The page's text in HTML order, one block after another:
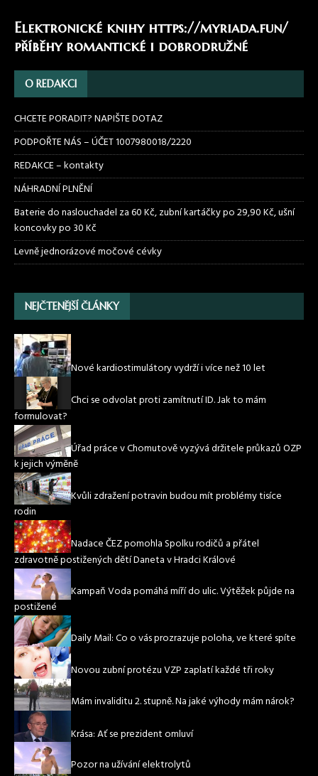
Elektronické knihy https://myriada.fun/
příběhy romantické i dobrodružné
O REDAKCI
CHCETE PORADIT? NAPIŠTE DOTAZ
PODPOŘTE NÁS – ÚČET 1007980018/2220
REDAKCE – kontakty
NÁHRADNÍ PLNĚNÍ
Baterie do naslouchadel za 60 Kč, zubní kartáčky po 29,90 Kč, ušní
koncovky po 30 Kč
Levně jednorázové močové cévky
NEJČTENĚJŠÍ ČLÁNKY
Nové kardiostimulátory vydrží i více než 10 let
Chci se odvolat proti zamítnutí ID. Jak to mám
formulovat?
Úřad práce v Chomutově vyzývá držitele průkazů OZP
k jejich výměně
Kvůli zdražení potravin budou mít problémy tisíce
rodin
Nadace ČEZ pomohla Spolku rodičů a přátel
zdravotně postižených dětí Daneta v Hradci Králové
Kampaň Voda pomáhá míří do ulic. Výtěžek půjde na
postižené
Daily Mail: Co o vás prozrazuje poloha, ve které spíte
Novou zubní protézu VZP zaplatí každé tři roky
Mám invaliditu 2. stupně. Na jaké výhody mám nárok?
Krása: Ať se prezident omluví
Pozor na užívání elektrolytů